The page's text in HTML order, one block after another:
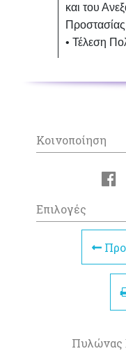
και του
• Τέλεση
Κοινοποίηση
Επιλογές
Πυλώνας